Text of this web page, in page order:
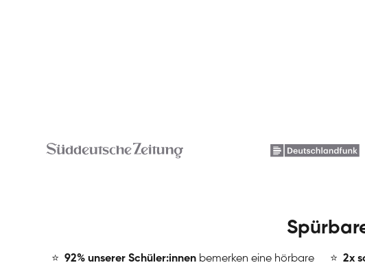
⭐ ️92% unserer Schüler:innen bemerken eine hörbare
⭐ ️2x